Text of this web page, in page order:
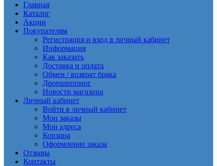
Главная
Каталог
Акции
Покупателям
Регистрация и вход в личный кабинет
Информация
Как заказать
Доставка и оплата
Обмен / возврат брака
Дропшиппинг
Новости магазина
Личный кабинет
Войти в личный кабинет
Мои заказы
Мои адреса
Корзина
Оформление заказа
Отзывы
Контакты